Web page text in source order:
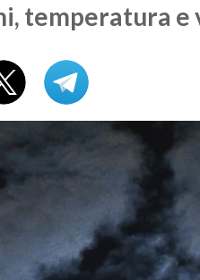
temperatura e